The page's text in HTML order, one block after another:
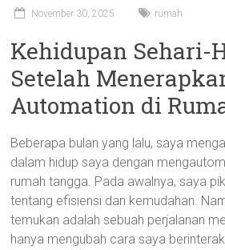
November 30, 2025 rumah
Kehidupan Sehari-
Setelah
Automation di
Beberapa bulan yang lalu, saya
dalam hidup saya dengan
rumah tangga. Pada awalnya, saya
tentang efisiensi dan kemudahan.
temukan adalah sebuah perjalanan
hanya mengubah cara saya